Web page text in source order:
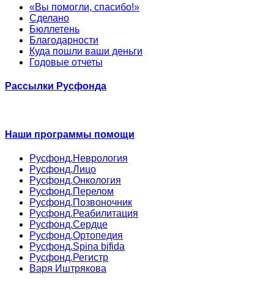
«Вы помогли, спасибо!»
Сделано
Бюллетень
Благодарности
Куда пошли ваши деньги
Годовые отчеты
Рассылки Русфонда
Наши программы помощи
Русфонд.Неврология
Русфонд.Лицо
Русфонд.Онкология
Русфонд.Перелом
Русфонд.Позвоночник
Русфонд.Реабилитация
Русфонд.Сердце
Русфонд.Ортопедия
Русфонд.Spina bifida
Русфонд.Регистр
Варя Иштрякова